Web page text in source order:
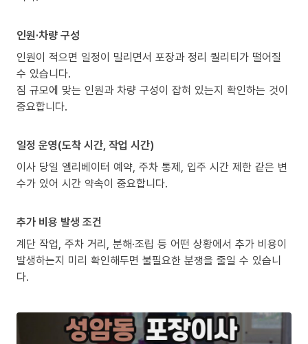
인원·차량 구성
인원이 적으면 일정이 밀리면서 포장과 정리 퀄리티가 떨어질
수 있습니다.
짐 규모에 맞는 인원과 차량 구성이 잡혀 있는지 확인하는 것이
중요합니다.
일정 운영(도착 시간, 작업 시간)
이사 당일 엘리베이터 예약, 주차 통제, 입주 시간 제한 같은 변
수가 있어 시간 약속이 중요합니다.
추가 비용 발생 조건
계단 작업, 주차 거리, 분해·조립 등 어떤 상황에서 추가 비용이
발생하는지 미리 확인해두면 불필요한 분쟁을 줄일 수 있습니
다.